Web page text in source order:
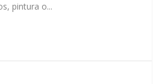
pintura o...